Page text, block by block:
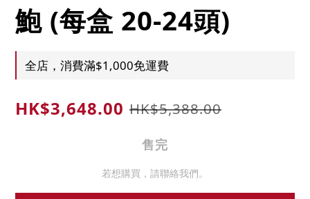
鮑 (每盒 20-24頭)
全店，消費滿$1,000免運費
HK$3,648.00 HK$5,388.00
售完
若想購買，請聯絡我們。